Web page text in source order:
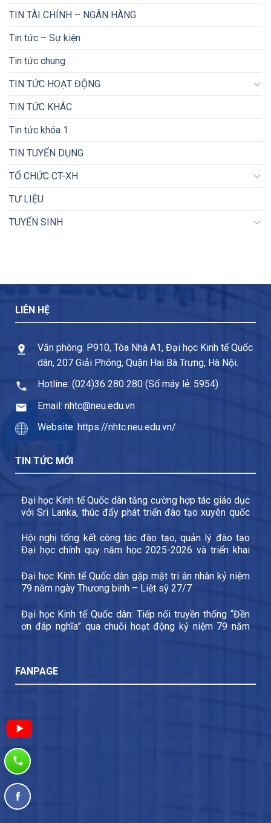
TIN TÀI CHÍNH – NGÂN HÀNG
Tin tức – Sự kiện
Tin tức chung
TIN TỨC HOẠT ĐỘNG
TIN TỨC KHÁC
Tin tức khóa 1
TIN TUYỂN DỤNG
TỔ CHỨC CT-XH
TƯ LIỆU
TUYỂN SINH
LIÊN HỆ
Văn phòng: P910, Tòa Nhà A1, Đại học Kinh tế Quốc
dân, 207 Giải Phóng, Quận Hai Bà Trưng, Hà Nội.
Hotline: (024)36 280 280 (Số máy lẻ: 5954)
Email: nhtc@neu.edu.vn
Website: https://nhtc.neu.edu.vn/
TIN TỨC MỚI
Đại học Kinh tế Quốc dân tăng cường hợp tác giáo dục
với Sri Lanka, thúc đẩy phát triển đào tạo xuyên quốc
Hội nghị tổng kết công tác đào tạo, quản lý đào tạo
Đại học chính quy năm học 2025-2026 và triển khai
Đại học Kinh tế Quốc dân gặp mặt tri ân nhân kỷ niệm
79 năm ngày Thương binh – Liệt sỹ 27/7
Đại học Kinh tế Quốc dân: Tiếp nối truyền thống “Đền
ơn đáp nghĩa” qua chuỗi hoạt động kỷ niệm 79 năm
FANPAGE